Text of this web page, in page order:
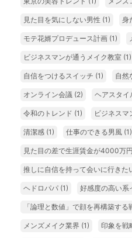
見た目を気にしない男性 (1) 身
モテ花婿プロデュース計画 (1)
ビジネスマンが通うメイク教室 (1)
自信をつけるスイッチ (1) 自然
オンライン会議 (2) ヘアスタイ
令和のトレンド (1) ビジネスマ
清潔感 (1) 仕事のできる男風 (1)
見た目の差で生涯賃金が4000万
推しに自信を持って会いに行きた
ヘドロパパ (1) 好感度の高い系
「論理と数値」で顔を再構築する
メンズメイク業界 (1) 印象を戦